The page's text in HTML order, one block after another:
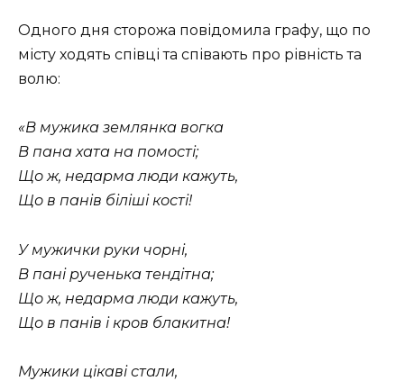
Одного дня сторожа повідомила графу, що по
місту ходять співці та співають про рівність та
волю:
«В мужика землянка вогка
В пана хата на помості;
Що ж, недарма люди кажуть,
Що в панів біліші кості!
У мужички руки чорні,
В пані рученька тендітна;
Що ж, недарма люди кажуть,
Що в панів і кров блакитна!
Мужики цікаві стали,